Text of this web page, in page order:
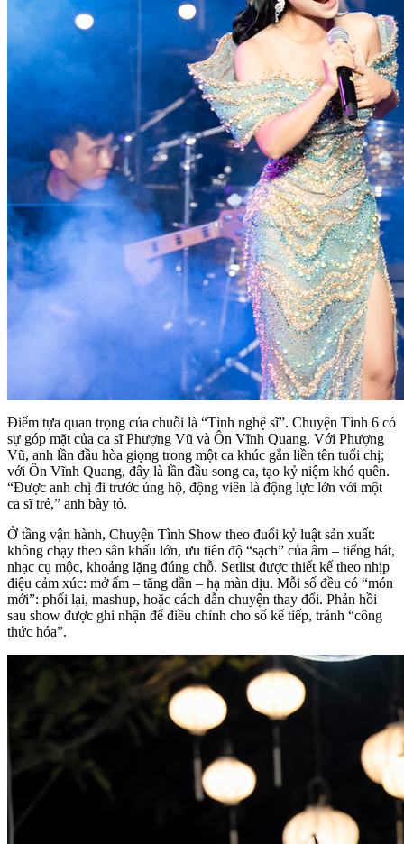
Điểm tựa quan trọng của chuỗi là “Tình nghệ sĩ”. Chuyện Tình 6 có
sự góp mặt của ca sĩ Phượng Vũ và Ôn Vĩnh Quang. Với Phượng
Vũ, anh lần đầu hòa giọng trong một ca khúc gắn liền tên tuổi chị;
với Ôn Vĩnh Quang, đây là lần đầu song ca, tạo kỷ niệm khó quên.
“Được anh chị đi trước ủng hộ, động viên là động lực lớn với một
ca sĩ trẻ,” anh bày tỏ.
Ở tầng vận hành, Chuyện Tình Show theo đuổi kỷ luật sản xuất:
không chạy theo sân khấu lớn, ưu tiên độ “sạch” của âm – tiếng hát,
nhạc cụ mộc, khoảng lặng đúng chỗ. Setlist được thiết kế theo nhịp
điệu cảm xúc: mở ấm – tăng dần – hạ màn dịu. Mỗi số đều có “món
mới”: phối lại, mashup, hoặc cách dẫn chuyện thay đổi. Phản hồi
sau show được ghi nhận để điều chỉnh cho số kế tiếp, tránh “công
thức hóa”.